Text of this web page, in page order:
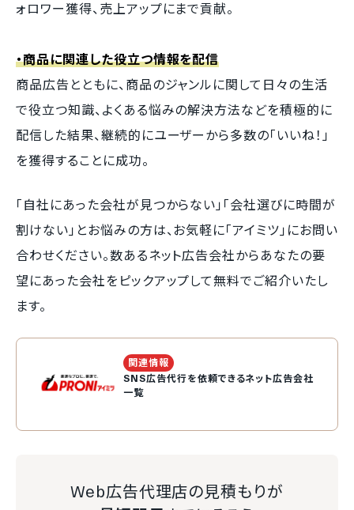
ォロワー獲得、売上アップにまで貢献。
・商品に関連した役立つ情報を配信
商品広告とともに、商品のジャンルに関して日々の生活
で役立つ知識、よくある悩みの解決方法などを積極的に
配信した結果、継続的にユーザーから多数の「いいね！」
を獲得することに成功。
「自社にあった会社が見つからない」「会社選びに時間が
割けない」とお悩みの方は、お気軽に「アイミツ」にお問い
合わせください。数あるネット広告会社からあなたの要
望にあった会社をピックアップして無料でご紹介いたし
ます。
関連情報
SNS広告代行を依頼できるネット広告会社
一覧
Web広告代理店の見積もりが